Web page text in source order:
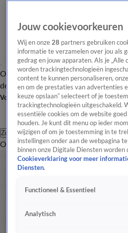
OverzichtAfleveringen Entertainment
de redactieNieuwsbrief
Volg Shownieuws
Zoeken
OverzichtEntertainment
Jouw cookievoorkeuren
Wij en onze 28 partners gebruiken
informatie te verzamelen over jou als
gedrag en jouw apparaten. Als je „Alle
worden trackingtechnologieën
content te kunnen personaliseren,
en om de prestaties van advertenties
keuze opslaan” selecteert of je
trackingtechnologieën uitgeschakeld.
essentiële cookies om de website
houden. Je kunt dit menu op ieder
wijzigen of om je toestemming in te
instellingen onder aan de webpagina
binnen onze Digitale Diensten worden
Cookieverklaring voor meer
Diensten.
Functioneel & Essentieel
Analytisch